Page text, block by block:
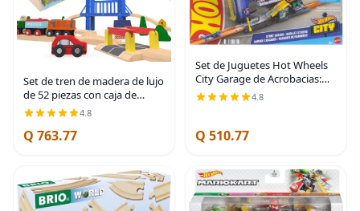
Set de tren de madera de lujo
de 52 piezas con caja de
regalo y almacenamiento,
túnel, 9 diseños, trenes
magnéticos, juguetes STEM
4.8
Q 763.77
Set de Juguetes Hot Wheels
City Garage de Acrobacias:
Idea de Regalo para Edades
de 3 a 8 Años, El Ascensor a
Conecta a Otros
4.8
Q 510.77